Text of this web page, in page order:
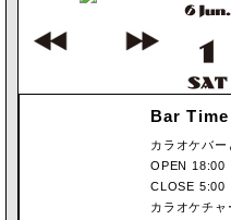
Bar Time
カラオケバ
OPEN 18:00
CLOSE 5:00
カラオケチ